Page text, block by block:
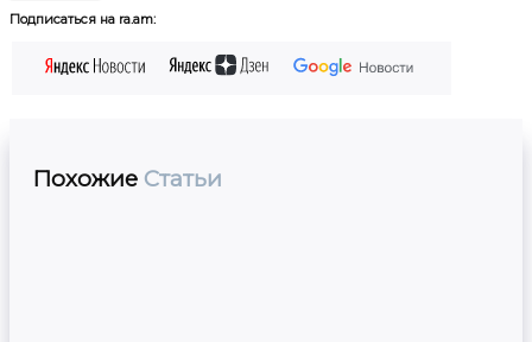
Подписаться на ra.am:
Похожие Статьи